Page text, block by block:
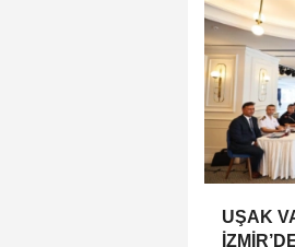
UŞAK